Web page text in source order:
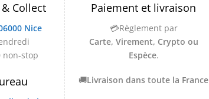
Collect
Nice
non-stop
Paiement et livraison
💳Règlement par
Carte, Virement, Crypto ou
Espèce.
🚚Livraison dans toute la France